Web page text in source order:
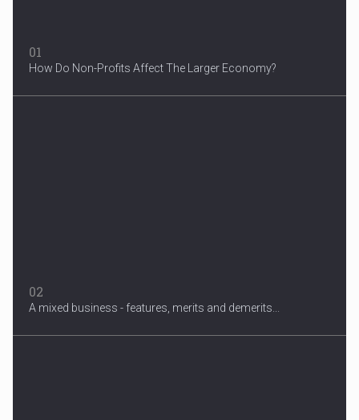
01
How Do Non-Profits Affect The Larger Economy?
02
A mixed business - features, merits and demerits...